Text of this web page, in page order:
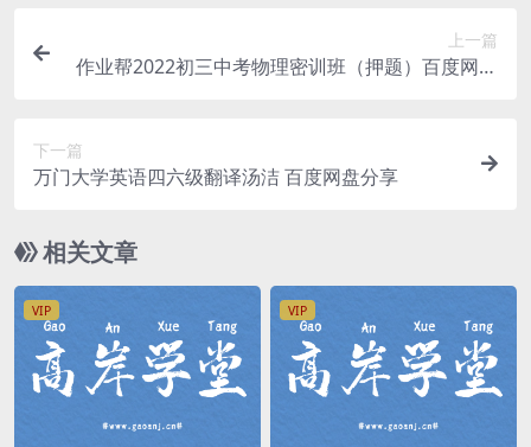
上一篇
作业帮2022初三中考物理密训班（押题）百度网盘
下一篇
万门大学英语四六级翻译汤洁 百度网盘分享
相关文章
VIP VIP